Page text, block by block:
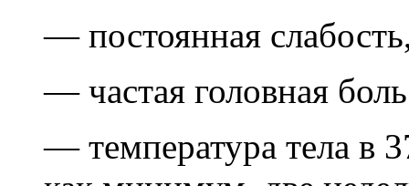
— постоянная
— частая головная
— температура тела в